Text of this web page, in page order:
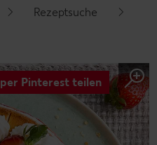
Rezeptsuche
per Pinterest teilen